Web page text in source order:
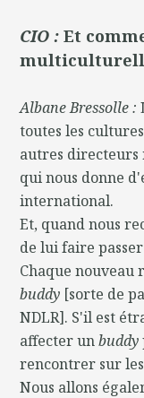
CIO :Et
Albane Bressolle :
toutes les
autres directeurs
qui nous donne
international.
Et, quand nous
de lui faire
Chaque nouveau
buddy [sorte de
NDLR]. S'il est
affecter unbuddy
rencontrer sur
Nous allons